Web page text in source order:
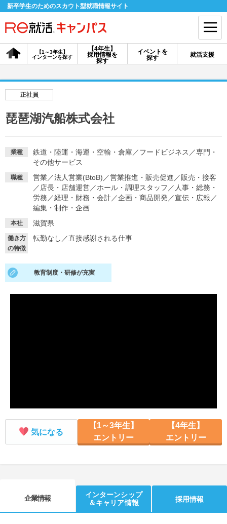
新卒学生のためのスカウト型就職情報サイト
【4年生】
採用情報を
探す
【1～3年生】
インターンを探す
イベントを
探す
就活支援
会員登録 ログイン
採用情報を探す
説明会を探す
インターンを探す
イベントを探す スカウト お知らせ
就活ノウハウ・サポート
就活支援
適職診断
正社員
琵琶湖汽船株式会社
業種 鉄道・陸運・海運・空輸・倉庫／フードビジネス ／専門・
その他サービス
職種 営業／法人営業(BtoB) ／営業推進・販売促進 ／販売・接客
／ 店長・店舗運営／ホール・調理スタッフ ／ 人事・総務・
労務 ／経理・財務・会計／企画・商品開発 ／宣伝・広報 ／
編集・制作・企画
本社 滋賀県
働き方
の特徴
転勤なし ／直接感謝される仕事
教育制度・研修が充実
気になる
【1～3年生】
エントリー
【4年生】
エントリー
企業情報
インターンシップ
＆キャリア情報
採用情報